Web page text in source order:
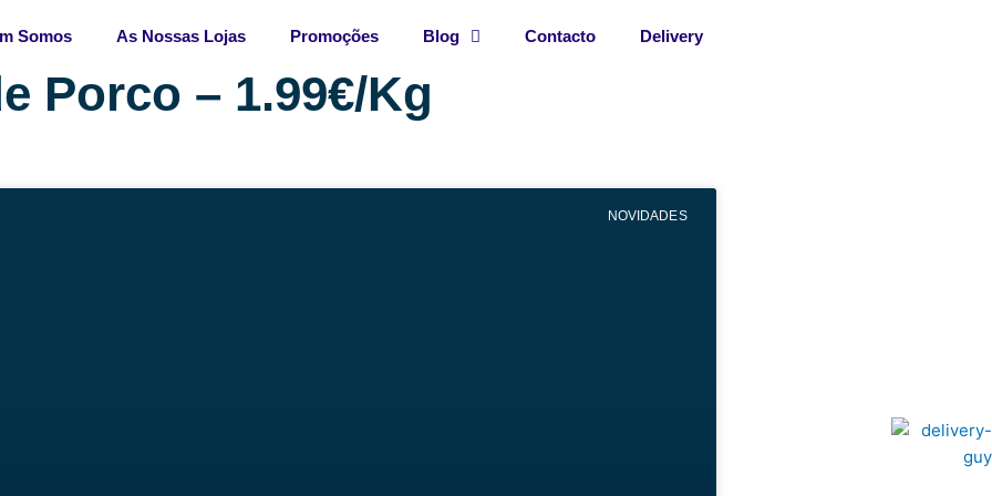
Somos As Nossas Lojas Promoções Blog Contacto Delivery
Porco – 1.99€/Kg
NOVIDADES